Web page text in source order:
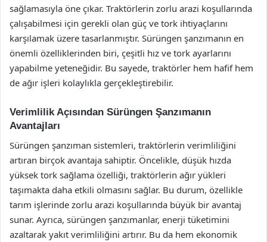
sağlamasıyla öne çıkar. Traktörlerin zorlu arazi koşullarında
çalışabilmesi için gerekli olan güç ve tork ihtiyaçlarını
karşılamak üzere tasarlanmıştır. Sürüngen şanzımanın en
önemli özelliklerinden biri, çeşitli hız ve tork ayarlarını
yapabilme yeteneğidir. Bu sayede, traktörler hem hafif hem
de ağır işleri kolaylıkla gerçekleştirebilir.
Verimlilik Açısından Sürüngen Şanzımanın
Avantajları
Sürüngen şanzıman sistemleri, traktörlerin verimliliğini
artıran birçok avantaja sahiptir. Öncelikle, düşük hızda
yüksek tork sağlama özelliği, traktörlerin ağır yükleri
taşımakta daha etkili olmasını sağlar. Bu durum, özellikle
tarım işlerinde zorlu arazi koşullarında büyük bir avantaj
sunar. Ayrıca, sürüngen şanzımanlar, enerji tüketimini
azaltarak yakıt verimliliğini artırır. Bu da hem ekonomik